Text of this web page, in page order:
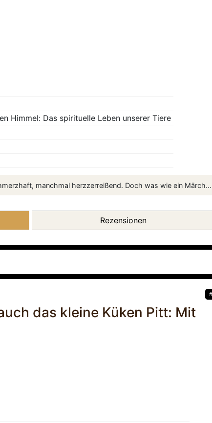
Himmel: Das spirituelle Leben unserer Tiere
manchmal herzzerreißend. Doch was wie ein Märch...
Rezensionen
das kleine Küken Pitt: Mit